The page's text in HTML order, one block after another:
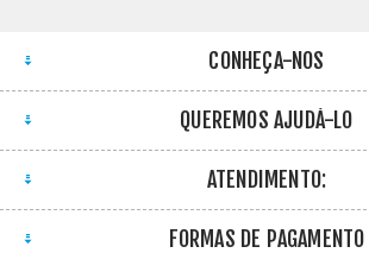
CONHEÇA-NOS
QUEREMOS AJUDÁ-LO
ATENDIMENTO:
FORMAS DE PAGAMENTO